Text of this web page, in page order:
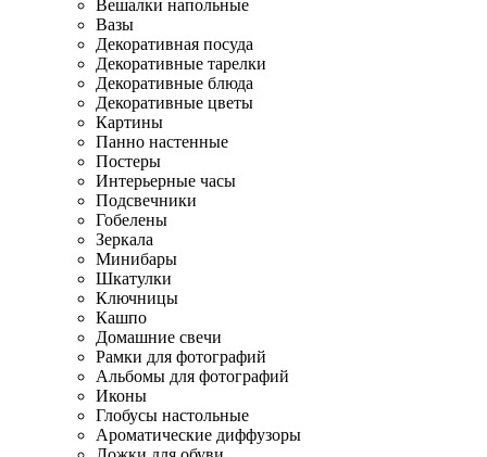
Вешалки напольные
Вазы
Декоративная посуда
Декоративные тарелки
Декоративные блюда
Декоративные цветы
Картины
Панно настенные
Постеры
Интерьерные часы
Подсвечники
Гобелены
Зеркала
Минибары
Шкатулки
Ключницы
Кашпо
Домашние свечи
Рамки для фотографий
Альбомы для фотографий
Иконы
Глобусы настольные
Ароматические диффузоры